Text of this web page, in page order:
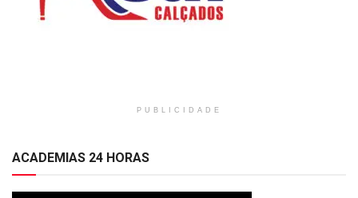
PUBLICIDADE
ACADEMIAS 24 HORAS